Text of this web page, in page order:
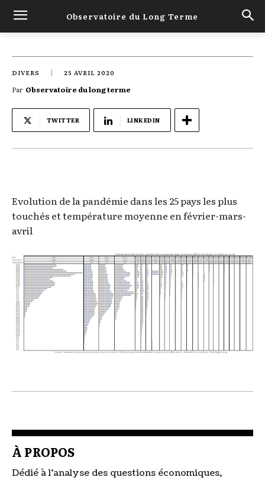
Observatoire du Long Terme
DIVERS 25 AVRIL 2020
Par Observatoire du long terme
TWITTER LINKEDIN
Evolution de la pandémie dans les 25 pays les plus
touchés et température moyenne en février-mars-
avril
À PROPOS
Dédié à l'analyse des questions économiques,